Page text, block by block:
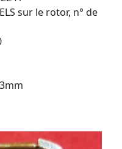
sur le rotor, n° de